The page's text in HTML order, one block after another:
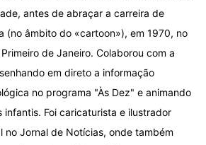
antes de abraçar a carreira de
(no âmbito do «cartoon»), em 1970, no
de Janeiro. Colaborou com a
em direto a informação
no programa "Às Dez" e animando
infantis. Foi caricaturista e ilustrador
no Jornal de Notícias, onde também